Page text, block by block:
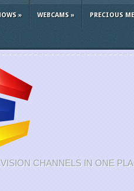
» WEBCAMS » PRECIOUS
CHANNELS IN ONE